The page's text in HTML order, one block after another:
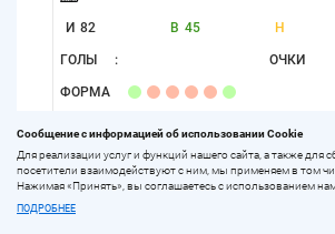
И 82 В 45 Н
ГОЛЫ : ОЧКИ
ФОРМА
16 Шарлотт Хорнетс
И 82 В 44 Н
ГОЛЫ
Сообщение с информацией об использовании Cookie
Для реализации услуг и функций нашего сайта, а также для
посетители взаимодействуют с ним, мы применяем в том
Нажимая «Принять», вы соглашаетесь с использованием
ПОДРОБНЕЕ